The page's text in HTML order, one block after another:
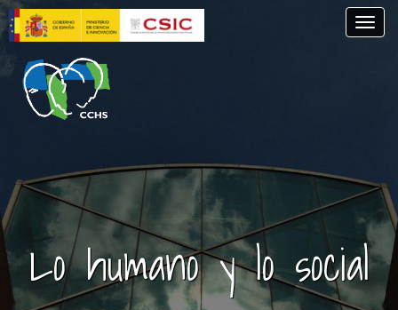
Pasar
al
contenido
principal
Lo humano y lo social